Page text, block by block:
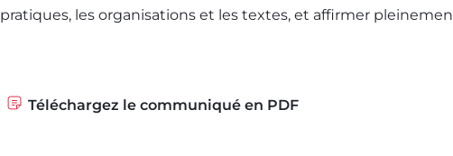
pratiques, les organisations et les textes, et affirmer
Téléchargez le communiqué en PDF